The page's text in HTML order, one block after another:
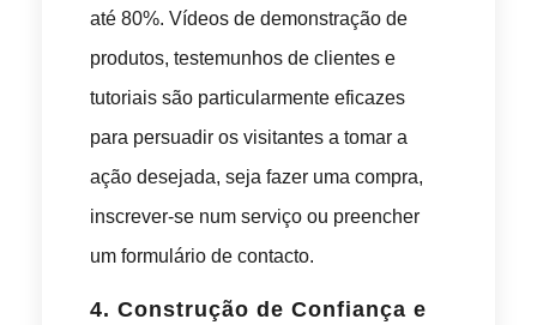
até 80%. Vídeos de demonstração de
produtos, testemunhos de clientes e
tutoriais são particularmente eficazes
para persuadir os visitantes a tomar a
ação desejada, seja fazer uma compra,
inscrever-se num serviço ou preencher
um formulário de contacto.
4. Construção de Confiança e